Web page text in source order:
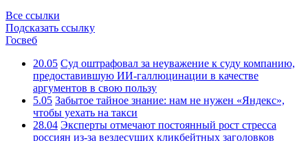
Все ссылки
Подсказать ссылку
Госвеб
20.05 Суд оштрафовал за неуважение к суду компанию,
предоставившую ИИ-галлюцинации в качестве
аргументов в свою пользу
5.05 Забытое тайное знание: нам не нужен «Яндекс»,
чтобы уехать на такси
28.04 Эксперты отмечают постоянный рост стресса
россиян из-за вездесущих кликбейтных заголовков